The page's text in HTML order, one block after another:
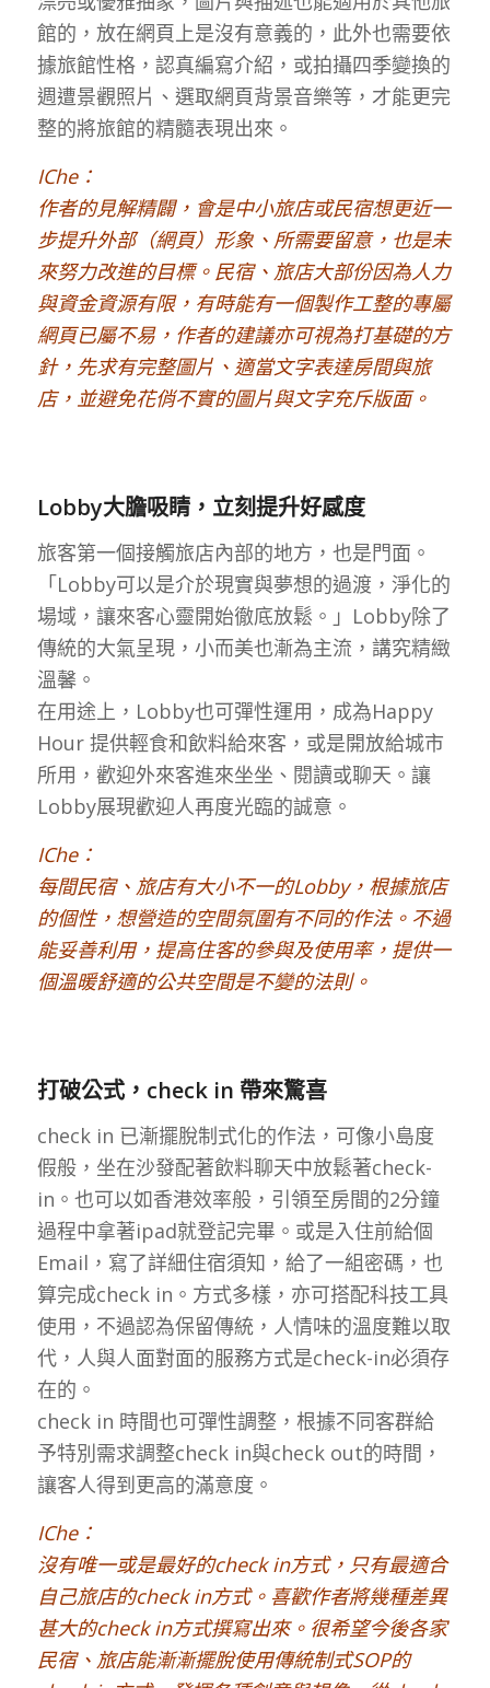
館的，放在網頁上是沒有意義的，此外也需要依
據旅館性格，認真編寫介紹，或拍攝四季變換的
週遭景觀照片、選取網頁背景音樂等，才能更完
整的將旅館的精髓表現出來。
IChe：
作者的見解精闢，會是中小旅店或民宿想更近一
步提升外部（網頁）形象、所需要留意，也是未
來努力改進的目標。民宿、旅店大部份因為人力
與資金資源有限，有時能有一個製作工整的專屬
網頁已屬不易，作者的建議亦可視為打基礎的方
針，先求有完整圖片、適當文字表達房間與旅
店，並避免花俏不實的圖片與文字充斥版面。
Lobby大膽吸睛，立刻提升好感度
旅客第一個接觸旅店內部的地方，也是門面。
「Lobby可以是介於現實與夢想的過渡，淨化的
場域，讓來客心靈開始徹底放鬆。」Lobby除了
傳統的大氣呈現，小而美也漸為主流，講究精緻
溫馨。
在用途上，Lobby也可彈性運用，成為Happy
Hour 提供輕食和飲料給來客，或是開放給城市
所用，歡迎外來客進來坐坐、閱讀或聊天。讓
Lobby展現歡迎人再度光臨的誠意。
IChe：
每間民宿、旅店有大小不一的Lobby，根據旅店
的個性，想營造的空間氛圍有不同的作法。不過
能妥善利用，提高住客的參與及使用率，提供一
個溫暖舒適的公共空間是不變的法則。
打破公式，check in 帶來驚喜
check in 已漸擺脫制式化的作法，可像小島度
假般，坐在沙發配著飲料聊天中放鬆著check-
in。也可以如香港效率般，引領至房間的2分鐘
過程中拿著ipad就登記完畢。或是入住前給個
Email，寫了詳細住宿須知，給了一組密碼，也
算完成check in。方式多樣，亦可搭配科技工具
使用，不過認為保留傳統，人情味的溫度難以取
代，人與人面對面的服務方式是check-in必須存
在的。
check in 時間也可彈性調整，根據不同客群給
予特別需求調整check in與check out的時間，
讓客人得到更高的滿意度。
IChe：
沒有唯一或是最好的check in方式，只有最適合
自己旅店的check in方式。喜歡作者將幾種差異
甚大的check in方式撰寫出來。很希望今後各家
民宿、旅店能漸漸擺脫使用傳統制式SOP的